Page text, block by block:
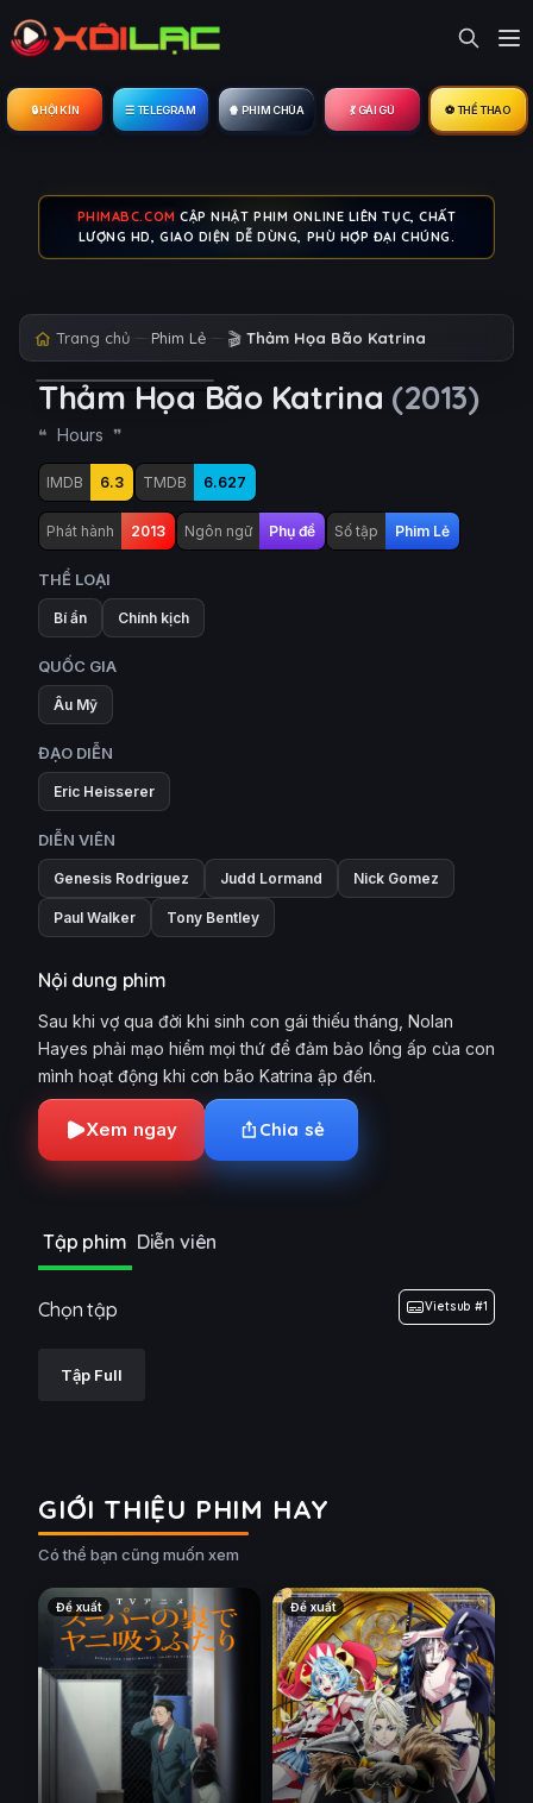
🔒︎ HỘI KÍN ☰ TELEGRAM 🍿 PHIM CHÙA 💃 GÁI GÚ ⚽ THỂ THAO
PHIMABC.COM CẬP NHẬT PHIM ONLINE LIÊN TỤC, CHẤT
LƯỢNG HD, GIAO DIỆN DỄ DÙNG, PHÙ HỢP ĐẠI CHÚNG.
Trang chủ Phim Lẻ 🎬 Thảm Họa Bão Katrina
Thảm Họa Bão Katrina (2013)
Hours
IMDB 6.3 TMDB 6.627
Phát hành 2013 Ngôn ngữ Phụ đề Số tập Phim Lẻ
THỂ LOẠI
Bí ẩn Chính kịch
QUỐC GIA
Âu Mỹ
ĐẠO DIỄN
Eric Heisserer
DIỄN VIÊN
Genesis Rodriguez Judd Lormand Nick Gomez
Paul Walker Tony Bentley
Nội dung phim
Sau khi vợ qua đời khi sinh con gái thiếu tháng, Nolan
Hayes phải mạo hiểm mọi thứ để đảm bảo lồng ấp của con
mình hoạt động khi cơn bão Katrina ập đến.
Xem ngay Chia sẻ
Tập phim Diễn viên
Chọn tập Vietsub #1
Tập Full
GIỚI THIỆU PHIM HAY
Có thể bạn cũng muốn xem
Đề xuất Đề xuất